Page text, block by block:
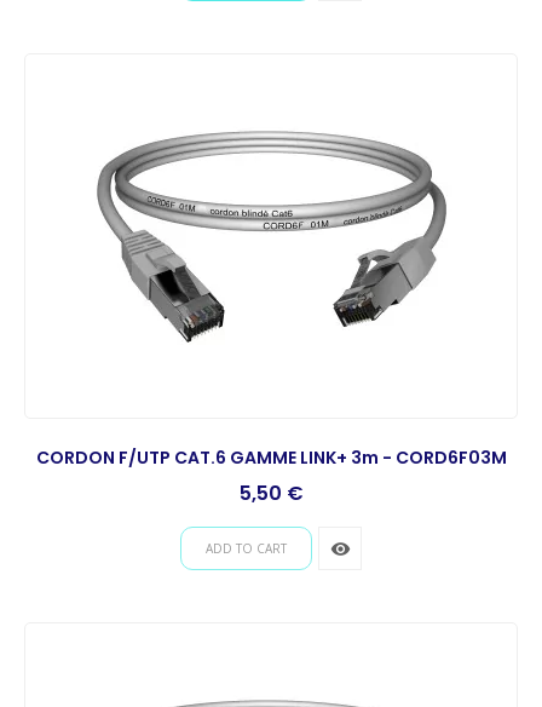
CORDON F/UTP CAT.6 GAMME LINK+ 3m - CORD6F03M
Prix
5,50 €
ADD TO CART remove_red_eye